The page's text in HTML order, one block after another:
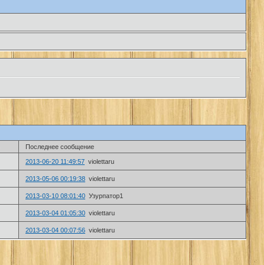
Последнее сообщение
2013-06-20 11:49:57 violettaru
2013-05-06 00:19:38 violettaru
2013-03-10 08:01:40 Узурпатор1
2013-03-04 01:05:30 violettaru
2013-03-04 00:07:56 violettaru